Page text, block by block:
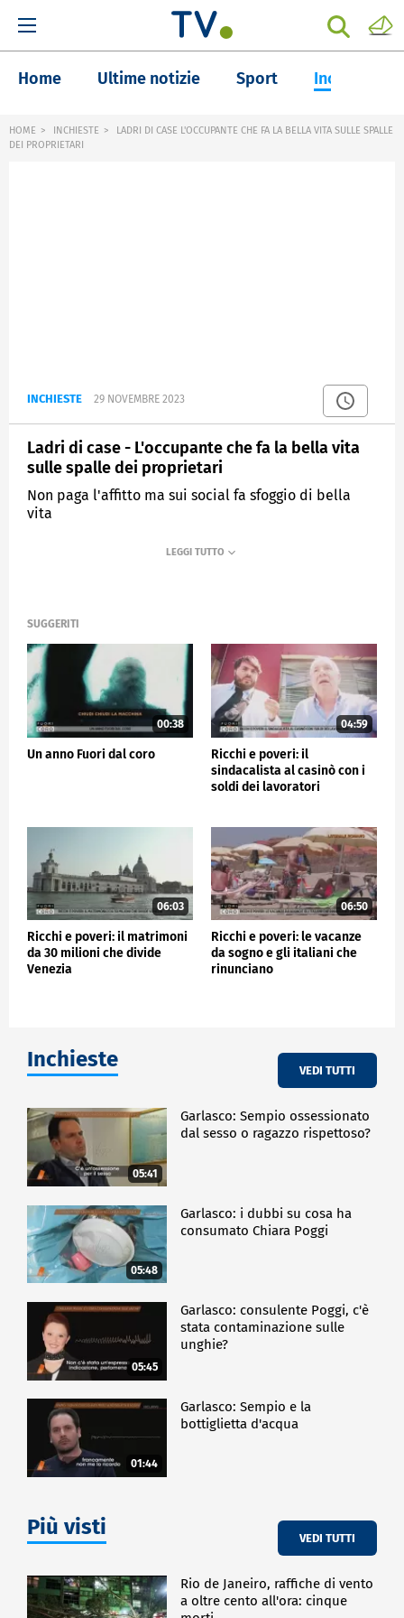
Home Ultime notizie Sport Inchieste
HOME INCHIESTE
LADRI DI CASE L'OCCUPANTE CHE FA LA BELLA VITA SULLE SPALLE
DEI PROPRIETARI
INCHIESTE 29 NOVEMBRE 2023
Ladri di case - L'occupante che fa la bella vita
sulle spalle dei proprietari
Non paga l'affitto ma sui social fa sfoggio di bella
vita
FUORI DAL CORO
SUGGERITI
00:38
Un anno Fuori dal coro
04:59
Ricchi e poveri: il
sindacalista al casinò con i
soldi dei lavoratori
06:03
Ricchi e poveri: il matrimoni
da 30 milioni che divide
Venezia
06:50
Ricchi e poveri: le vacanze
da sogno e gli italiani che
rinunciano
Inchieste VEDI TUTTI
05:41
Garlasco: Sempio ossessionato
dal sesso o ragazzo rispettoso?
05:48
Garlasco: i dubbi su cosa ha
consumato Chiara Poggi
05:45
Garlasco: consulente Poggi, c'è
stata contaminazione sulle
unghie?
01:44
Garlasco: Sempio e la
bottiglietta d'acqua
Più visti VEDI TUTTI
Rio de Janeiro, raffiche di vento
a oltre cento all'ora: cinque